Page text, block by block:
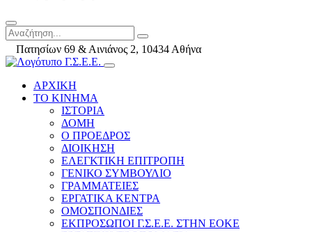
Πατησίων 69 & Αινιάνος 2, 10434 Αθήνα
ΑΡΧΙΚΗ
ΤΟ ΚΙΝΗΜΑ
ΙΣΤΟΡΙΑ
ΔΟΜΗ
Ο ΠΡΟΕΔΡΟΣ
ΔΙΟΙΚΗΣΗ
ΕΛΕΓΚΤΙΚΗ ΕΠΙΤΡΟΠΗ
ΓΕΝΙΚΟ ΣΥΜΒΟΥΛΙΟ
ΓΡΑΜΜΑΤΕΙΕΣ
ΕΡΓΑΤΙΚΑ ΚΕΝΤΡΑ
ΟΜΟΣΠΟΝΔΙΕΣ
ΕΚΠΡΟΣΩΠΟΙ Γ.Σ.Ε.Ε. ΣΤΗΝ ΕΟΚΕ